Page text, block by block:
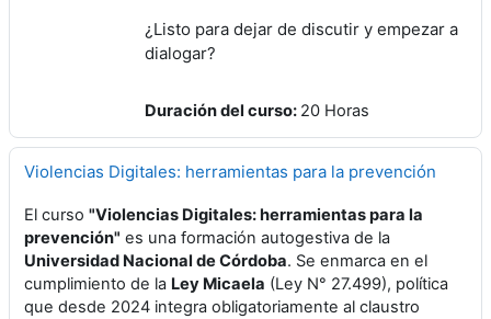
¿Listo para dejar de discutir y empezar a
dialogar?
Duración del curso: 20 Horas
Violencias Digitales: herramientas para la prevención
El curso "Violencias Digitales: herramientas para la
prevención" es una formación autogestiva de la
Universidad Nacional de Córdoba. Se enmarca en el
cumplimiento de la Ley Micaela (Ley N° 27.499), política
que desde 2024 integra obligatoriamente al claustro